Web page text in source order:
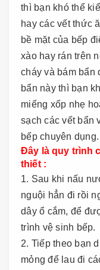
thì bạn khó thể
hay các vết thức
bề mặt của bếp
xào hay rán trên
cháy và bám bẩn
bẩn này thì bạn
miếng xốp nhẹ
sạch các vết bẩn
bếp chuyên dụng.
Đây là quy trình
thiết :
1. Sau khi nấu
nguội hẳn đi rồi
dây ổ cắm, để
trình vệ sinh bếp.
2. Tiếp theo bạn
mỏng để lau đi